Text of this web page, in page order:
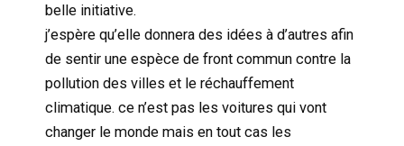
belle initiative.
j’espère qu’elle donnera des idées à d’autres afin
de sentir une espèce de front commun contre la
pollution des villes et le réchauffement
climatique. ce n’est pas les voitures qui vont
changer le monde mais en tout cas les